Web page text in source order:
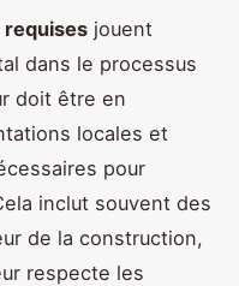
jouent
dans le processus
doit être en
locales et
pour
inclut souvent des
de la construction,
respecte les